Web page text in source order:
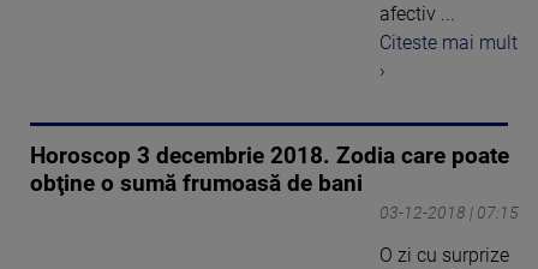
afectiv ...
Citeste mai mult
›
Horoscop 3 decembrie 2018. Zodia care poate
obţine o sumă frumoasă de bani
03-12-2018 | 07:15
O zi cu surprize